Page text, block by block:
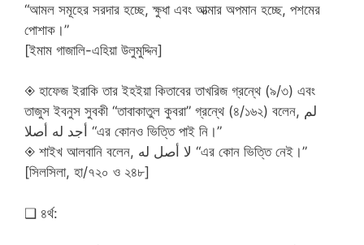
“আমল সমূহের সরদার হচ্ছে, ক্ষুধা এবং আত্মার অপমান হচ্ছে, পশমের
পোশাক।”
[ইমাম গাজালি-এহিয়া উলুমুদ্দিন]
◈ হাফেজ ইরাকি তার ইহইয়া কিতাবের তাখরিজ গ্রন্থে (৯/৩) এবং
তাজুস ইবনুস সুবকী “তাবাকাতুল কুবরা” গ্রন্থে (৪/১৬২) বলেন, لم
أجد له أصلا “এর কোনও ভিত্তি পাই নি।”
◈ শাইখ আলবানি বলেন, لا أصل له “এর কোন ভিত্তি নেই।”
[সিলসিলা, হা/৭২০ ও ২৪৮]
❑ ৪র্থ: